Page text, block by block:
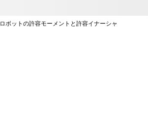
ロボットの許容モーメントと許容イナーシャ